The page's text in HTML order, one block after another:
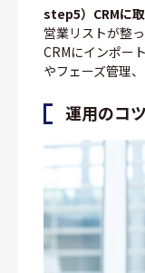
step5）CRMに
営業リストが整
CRMにインポー
やフェーズ管理
運用のコ